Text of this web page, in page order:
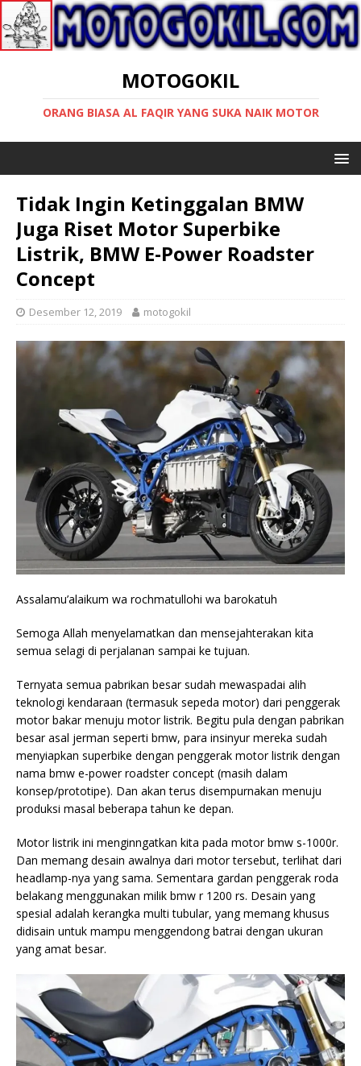
MOTOGOKIL
ORANG BIASA AL FAQIR YANG SUKA NAIK MOTOR
Tidak Ingin Ketinggalan BMW
Juga Riset Motor Superbike
Listrik, BMW E-Power Roadster
Concept
Desember 12, 2019 motogokil
Assalamu’alaikum wa rochmatullohi wa barokatuh
Semoga Allah menyelamatkan dan mensejahterakan kita
semua selagi di perjalanan sampai ke tujuan.
Ternyata semua pabrikan besar sudah mewaspadai alih
teknologi kendaraan (termasuk sepeda motor) dari penggerak
motor bakar menuju motor listrik. Begitu pula dengan pabrikan
besar asal jerman seperti bmw, para insinyur mereka sudah
menyiapkan superbike dengan penggerak motor listrik dengan
nama bmw e-power roadster concept (masih dalam
konsep/prototipe). Dan akan terus disempurnakan menuju
produksi masal beberapa tahun ke depan.
Motor listrik ini menginngatkan kita pada motor bmw s-1000r.
Dan memang desain awalnya dari motor tersebut, terlihat dari
headlamp-nya yang sama. Sementara gardan penggerak roda
belakang menggunakan milik bmw r 1200 rs. Desain yang
spesial adalah kerangka multi tubular, yang memang khusus
didisain untuk mampu menggendong batrai dengan ukuran
yang amat besar.